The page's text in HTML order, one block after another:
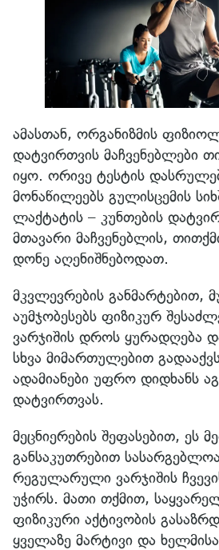
ამასთან, ორგანიზმის
დატვირთვის მაჩვენებლები
იყო. ორივე ტესტის
მონაწილეებს გულისცემის
ლაქტატის – კუნთების
მთავარი მაჩვენებლის,
დონე აღენიშნებოდათ.
მკვლევრების განმარტებით,
აუმჯობესებს ფიზიკურ
ვარჯიშის დროს ყურადღება
სხვა მიმართულებით
ადამიანები უფრო დიდხანს
დატვირთვას.
მეცნიერების შეფასებით, ეს
განსაკუთრებით
რეგულარული ვარჯიშის
უჭირს. მათი თქმით,
ფიზიკური აქტივობის
ყველაზე მარტივი და